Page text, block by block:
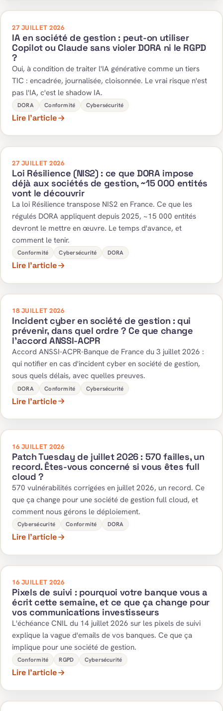
27 JUILLET 2026
IA en société de gestion : peut-on utiliser
Copilot ou Claude sans violer DORA ni le RGPD
?
Oui, à condition de traiter l'IA générative comme un tiers
TIC : encadrée, journalisée, cloisonnée. Le vrai risque n'est
pas l'IA, c'est le shadow IA.
DORA Conformité Cybersécurité
Lire l’article
27 JUILLET 2026
Loi Résilience (NIS2) : ce que DORA impose
déjà aux sociétés de gestion, ~15 000 entités
vont le découvrir
La loi Résilience transpose NIS2 en France. Ce que les
régulés DORA appliquent depuis 2025, ~15 000 entités
devront le mettre en œuvre. Le temps d'avance, et
comment le tenir.
Conformité Cybersécurité DORA
Lire l’article
18 JUILLET 2026
Incident cyber en société de gestion : qui
prévenir, dans quel ordre ? Ce que change
l'accord ANSSI-ACPR
Accord ANSSI-ACPR-Banque de France du 3 juillet 2026 :
qui notifier en cas d'incident cyber en société de gestion,
sous quels délais, avec quelles preuves.
DORA Conformité Cybersécurité
Lire l’article
16 JUILLET 2026
Patch Tuesday de juillet 2026 : 570 failles, un
record. Êtes-vous concerné si vous êtes full
cloud ?
570 vulnérabilités corrigées en juillet 2026, un record. Ce
que ça change pour une société de gestion full cloud, et
comment nous gérons le déploiement.
Cybersécurité Conformité DORA
Lire l’article
16 JUILLET 2026
Pixels de suivi : pourquoi votre banque vous a
écrit cette semaine, et ce que ça change pour
vos communications investisseurs
L'échéance CNIL du 14 juillet 2026 sur les pixels de suivi
explique la vague d'emails de vos banques. Ce que ça
implique pour une société de gestion.
Conformité RGPD Cybersécurité
Lire l’article